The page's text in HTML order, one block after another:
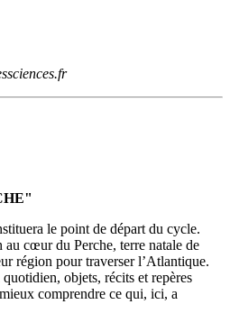
le point de départ du cycle.
cœur du Perche, terre natale de
région pour traverser l’Atlantique.
objets, récits et repères
comprendre ce qui, ici, a